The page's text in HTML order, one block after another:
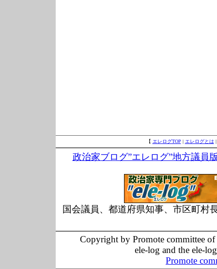
【 エレログTOP | エレログとは
政治家ブログ”エレログ”地方議員
国会議員、都道府県知事、市区町村
Copyright by Promote committee
ele-log and the ele-
Promote